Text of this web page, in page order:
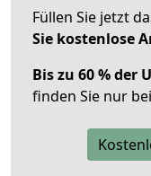
Füllen Sie jetzt
Sie kostenlose
Bis zu 60 % der
finden Sie nur